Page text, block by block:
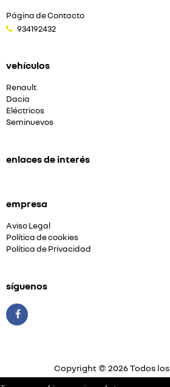
Página de Contacto
934192432
vehículos
Renault
Dacia
Eléctricos
Seminuevos
enlaces de interés
empresa
Aviso Legal
Política de cookies
Política de Privacidad
síguenos
Copyright © 2026 Todos
Plataforma Concesión by